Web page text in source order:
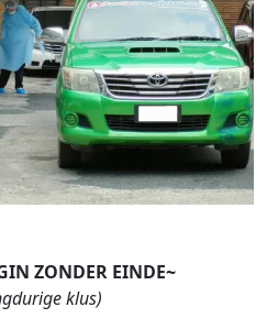
ZONDER EINDE~
klus)